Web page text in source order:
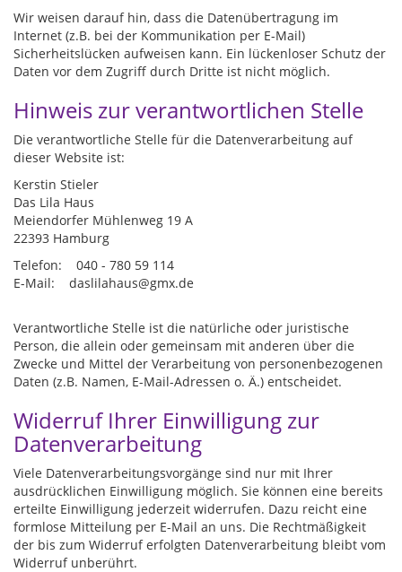
Wir weisen darauf hin, dass die Datenübertragung im
Internet (z.B. bei der Kommunikation per E-Mail)
Sicherheitslücken aufweisen kann. Ein lückenloser Schutz der
Daten vor dem Zugriff durch Dritte ist nicht möglich.
Hinweis zur verantwortlichen Stelle
Die verantwortliche Stelle für die Datenverarbeitung auf
dieser Website ist:
Kerstin Stieler
Das Lila Haus
Meiendorfer Mühlenweg 19 A
22393 Hamburg
Telefon: 040 - 780 59 114
E-Mail: daslilahaus@gmx.de
Verantwortliche Stelle ist die natürliche oder juristische
Person, die allein oder gemeinsam mit anderen über die
Zwecke und Mittel der Verarbeitung von personenbezogenen
Daten (z.B. Namen, E-Mail-Adressen o. Ä.) entscheidet.
Widerruf Ihrer Einwilligung zur
Datenverarbeitung
Viele Datenverarbeitungsvorgänge sind nur mit Ihrer
ausdrücklichen Einwilligung möglich. Sie können eine bereits
erteilte Einwilligung jederzeit widerrufen. Dazu reicht eine
formlose Mitteilung per E-Mail an uns. Die Rechtmäßigkeit
der bis zum Widerruf erfolgten Datenverarbeitung bleibt vom
Widerruf unberührt.